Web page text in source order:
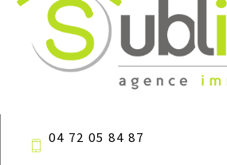
04 72 05 84 87